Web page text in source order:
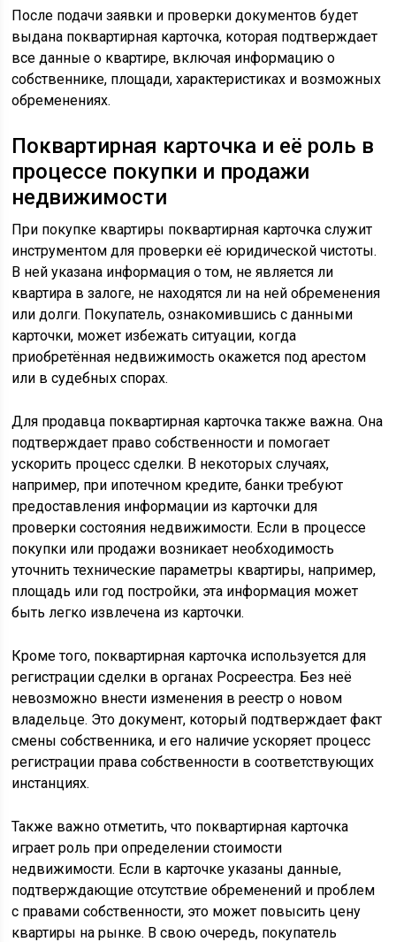
После подачи заявки и проверки документов будет
выдана поквартирная карточка, которая подтверждает
все данные о квартире, включая информацию о
собственнике, площади, характеристиках и возможных
обременениях.
Поквартирная карточка и её роль в
процессе покупки и продажи
недвижимости
При покупке квартиры поквартирная карточка служит
инструментом для проверки её юридической чистоты.
В ней указана информация о том, не является ли
квартира в залоге, не находятся ли на ней обременения
или долги. Покупатель, ознакомившись с данными
карточки, может избежать ситуации, когда
приобретённая недвижимость окажется под арестом
или в судебных спорах.
Для продавца поквартирная карточка также важна. Она
подтверждает право собственности и помогает
ускорить процесс сделки. В некоторых случаях,
например, при ипотечном кредите, банки требуют
предоставления информации из карточки для
проверки состояния недвижимости. Если в процессе
покупки или продажи возникает необходимость
уточнить технические параметры квартиры, например,
площадь или год постройки, эта информация может
быть легко извлечена из карточки.
Кроме того, поквартирная карточка используется для
регистрации сделки в органах Росреестра. Без неё
невозможно внести изменения в реестр о новом
владельце. Это документ, который подтверждает факт
смены собственника, и его наличие ускоряет процесс
регистрации права собственности в соответствующих
инстанциях.
Также важно отметить, что поквартирная карточка
играет роль при определении стоимости
недвижимости. Если в карточке указаны данные,
подтверждающие отсутствие обременений и проблем
с правами собственности, это может повысить цену
квартиры на рынке. В свою очередь, покупатель